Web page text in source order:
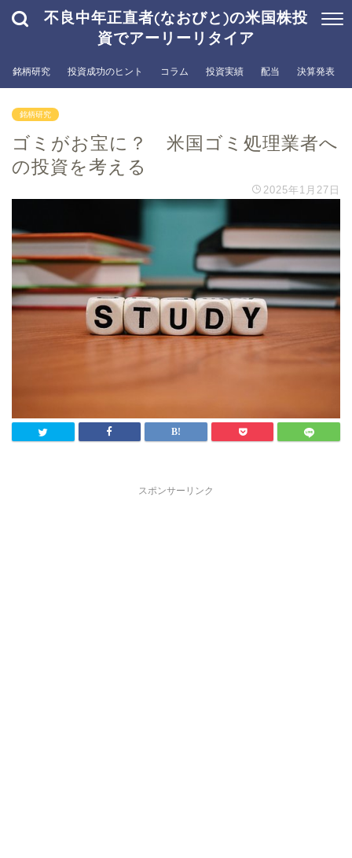
不良中年正直者(なおびと)の米国株投
資でアーリーリタイア
銘柄研究 投資成功のヒント コラム 投資実績 配当 決算発表
銘柄研究
ゴミがお宝に？ 米国ゴミ処理業者へ
の投資を考える
2025年1月27日
スポンサーリンク